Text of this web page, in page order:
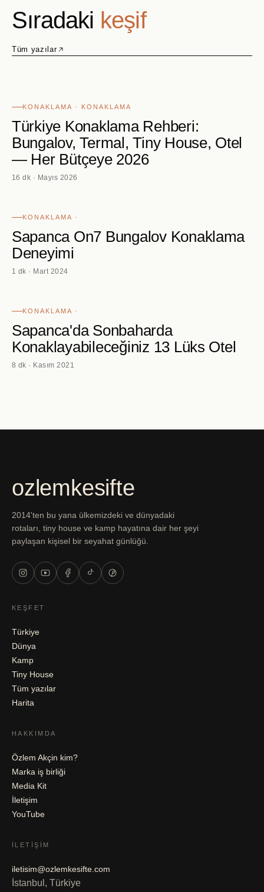
Sıradaki keşif
Tüm yazılar
KONAKLAMA · KONAKLAMA
Türkiye Konaklama Rehberi:
Bungalov, Termal, Tiny House, Otel
— Her Bütçeye 2026
16 dk · Mayıs 2026
KONAKLAMA ·
Sapanca On7 Bungalov Konaklama
Deneyimi
1 dk · Mart 2024
KONAKLAMA ·
Sapanca'da Sonbaharda
Konaklayabileceğiniz 13 Lüks Otel
8 dk · Kasım 2021
ozlemkesifte
2014'ten bu yana ülkemizdeki ve dünyadaki
rotaları, tiny house ve kamp hayatına dair her şeyi
paylaşan kişisel bir seyahat günlüğü.
KEŞFET
Türkiye
Dünya
Kamp
Tiny House
Tüm yazılar
Harita
HAKKIMDA
Özlem Akçin kim?
Marka iş birliği
Media Kit
İletişim
YouTube
İLETIŞIM
iletisim@ozlemkesifte.com
İstanbul, Türkiye